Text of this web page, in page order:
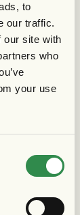
to
our traffic.
our site with
who
your use
är inte alltid
reserverar
vid namn
gärna bli
att
du är